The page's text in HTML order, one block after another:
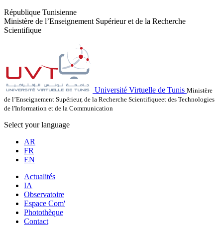
République Tunisienne
Ministère de l’Enseignement Supérieur et de la Recherche
Scientifique
Université Virtuelle de Tunis Ministère
de l’Enseignement Supérieur, de la Recherche Scientifiqueet des Technologies
de l'Information et de la Communication
Select your language
AR
FR
EN
Actualités
IA
Observatoire
Espace Com'
Photothèque
Contact